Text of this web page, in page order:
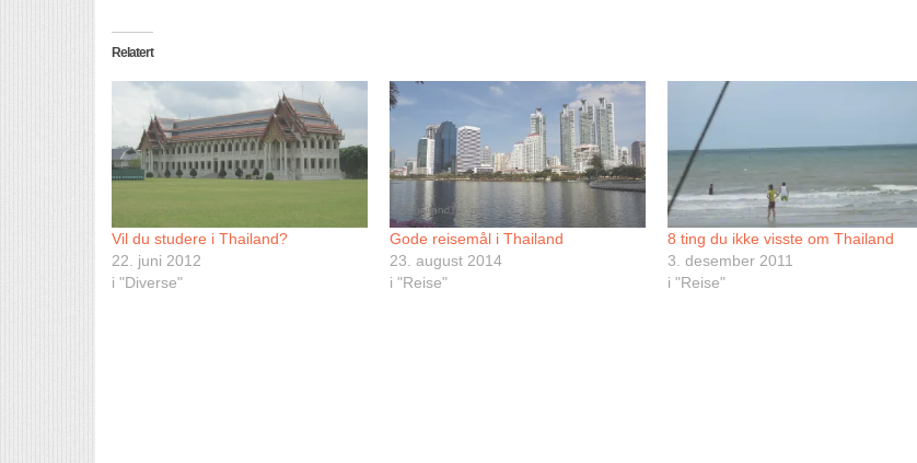
Relatert
Vil du studere i Thailand?
22. juni 2012
i "Diverse"
Gode reisemål i Thailand
23. august 2014
i "Reise"
8 ting du ikke visste om Thailand
3. desember 2011
i "Reise"